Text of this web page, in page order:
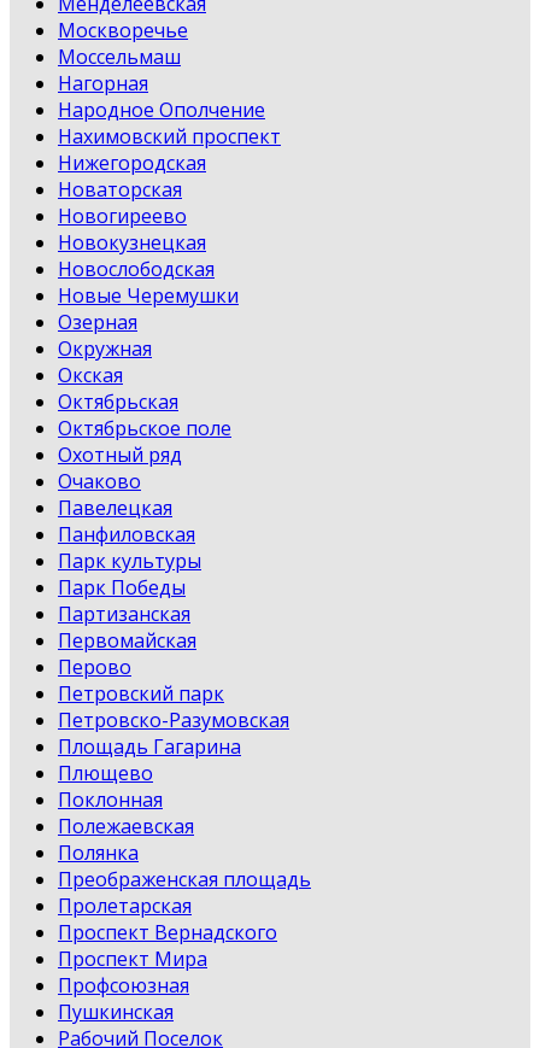
Москворечье
Моссельмаш
Нагорная
Народное Ополчение
Нахимовский проспект
Нижегородская
Новаторская
Новогиреево
Новокузнецкая
Новослободская
Новые Черемушки
Озерная
Окружная
Окская
Октябрьская
Октябрьское поле
Охотный ряд
Очаково
Павелецкая
Панфиловская
Парк культуры
Парк Победы
Партизанская
Первомайская
Перово
Петровский парк
Петровско-Разумовская
Площадь Гагарина
Плющево
Поклонная
Полежаевская
Полянка
Преображенская площадь
Пролетарская
Проспект Вернадского
Проспект Мира
Профсоюзная
Пушкинская
Рабочий Поселок